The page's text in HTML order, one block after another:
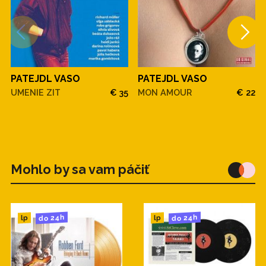
(gitary), Svaťo Juřík (klávesové nástroje).
zdroj: TS
PATEJDL VASO
UMENIE ZIT € 35
PATEJDL VASO
MON AMOUR € 22
Mohlo by sa vam páčiť
lp do 24h lp do 24h